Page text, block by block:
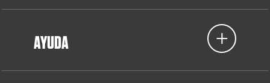
AYUDA